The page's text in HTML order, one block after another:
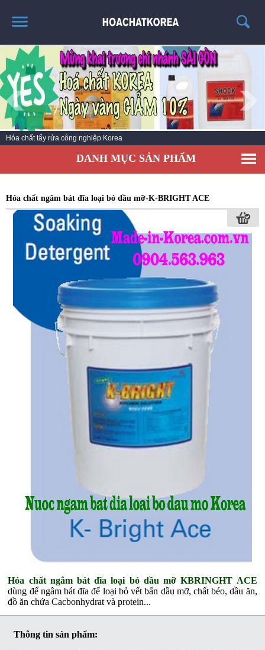
TRANG CHỦ
GIỚI THIỆU
THÔNG TIN SẢN PHẨM
TIN TỨC
LIÊN HỆ
Hóa chất vệ sinh làm sạch số 1 Hàn Quốc
DANH MỤC SẢN PHẨM
Hóa chất ngâm bát đĩa loại bỏ dầu mỡ-K-BRIGHT ACE
Hóa chất ngâm bát đĩa loại bỏ dầu mỡ KBRINGHT ACE
dùng để ngâm bát đĩa để loại bỏ vết bẩn dầu mỡ, chất béo, dầu ăn,
đồ ăn chứa Cacbonhydrat và protein...
Thông tin sản phẩm: